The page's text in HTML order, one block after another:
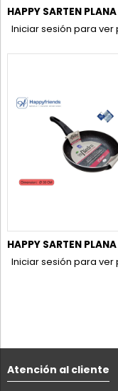
Iniciar sesión para ver
Iniciar sesión para ver
Atención al cliente